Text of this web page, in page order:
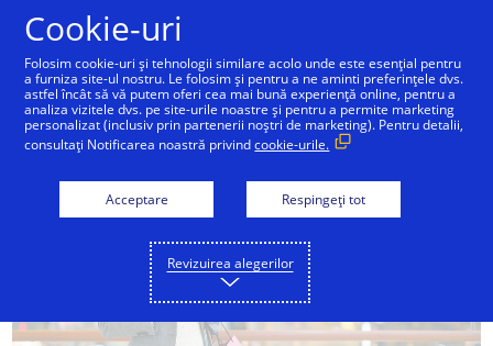
Soluții de performanță Visa Crearea unei
Cookie-uri
Folosim cookie-uri și tehnologii similare acolo unde este esențial pentru
a furniza site-ul nostru. Le folosim și pentru a ne aminti preferințele dvs.
astfel încât să vă putem oferi cea mai bună experiență online, pentru a
analiza vizitele dvs. pe site-urile noastre și pentru a permite marketing
personalizat (inclusiv prin partenerii noștri de marketing). Pentru detalii,
consultați Notificarea noastră privindcookie-urile.
Acceptare Respingeți tot
Revizuirea alegerilor